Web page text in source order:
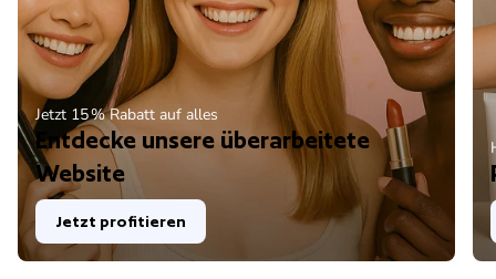
Jetzt 15 % Rabatt auf alles
Entdecke unsere überarbeitete
Website
Jetzt profitieren